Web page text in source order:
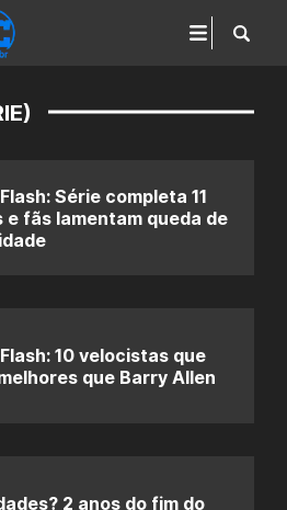
Série completa 11
e fãs lamentam queda de
10 velocistas que
que Barry Allen
2 anos do fim do